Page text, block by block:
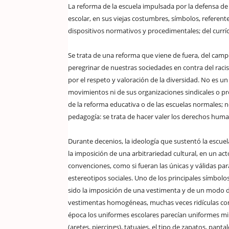
La reforma de la escuela impulsada por la defensa
escolar, en sus viejas costumbres, símbolos,
dispositivos normativos y procedimentales; del
Se trata de una reforma que viene de fuera, del
peregrinar de nuestras sociedades en contra del
por el respeto y valoración de la diversidad. No es
movimientos ni de sus organizaciones sindicales o
de la reforma educativa o de las escuelas normales;
pedagogía: se trata de hacer valer los derechos
Durante decenios, la ideología que sustentó la
la imposición de una arbitrariedad cultural, en un
convenciones, como si fueran las únicas y válidas
estereotipos sociales. Uno de los principales
sido la imposición de una vestimenta y de un modo
vestimentas homogéneas, muchas veces ridículas
época los uniformes escolares parecían uniformes